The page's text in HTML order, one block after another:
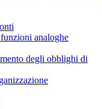
analoghe
degli obblighi di